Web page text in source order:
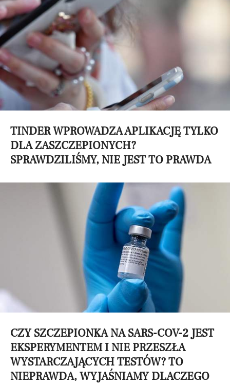
TINDER WPROWADZA APLIKACJĘ TYLKO
DLA ZASZCZEPIONYCH?
SPRAWDZILIŚMY, NIE JEST TO PRAWDA
CZY SZCZEPIONKA NA SARS-COV-2 JEST
EKSPERYMENTEM I NIE PRZESZŁA
WYSTARCZAJĄCYCH TESTÓW? TO
NIEPRAWDA, WYJAŚNIAMY DLACZEGO